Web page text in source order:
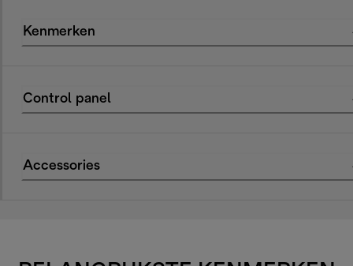
Kenmerken
Control panel
Accessories